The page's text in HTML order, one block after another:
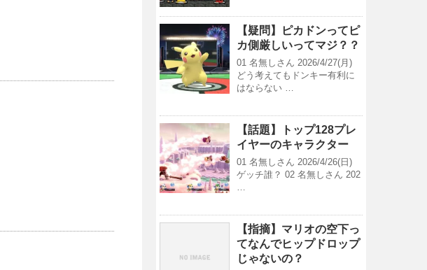
【疑問】ピカドンってピ
カ側厳しいってマジ？？
01 名無しさん 2026/4/27(月)
どう考えてもドンキー有利に
はならない …
【話題】トップ128プレ
イヤーのキャラクター
01 名無しさん 2026/4/26(日)
ゲッチ誰？ 02 名無しさん 202
…
【指摘】マリオの空下っ
てなんでヒップドロップ
じゃないの？